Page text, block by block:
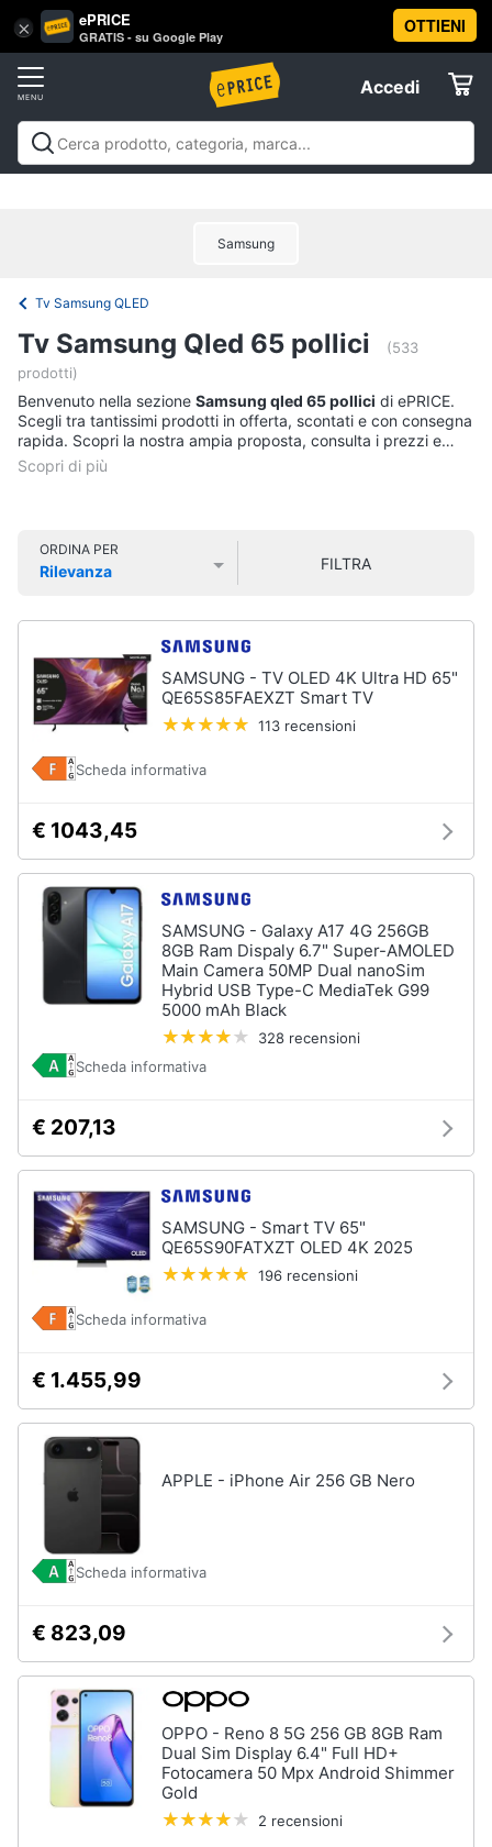
× ePRICE
GRATIS - su Google Play
OTTIENI
Accedi
Accedi
Registrati
Offerte
Tv
e
Home
Cinema
e
musica
Clima
Brico
e
Giardinaggio
Salute
e
Beauty
Giocattoli
Prima
infanzia
Fotografia
Abbigliamento
Sport
Motori
Libri,
cd
Festività
Vai
al
Tv
Home
TV
Smart
Tv
Samsung
Tv
55
pollici
Home
videoproiezione
Proiettori
Lettore
Soundbar
Samsung
Vedi
tutti
Accessori
Cinema
Telecomando
universale
Antenne
Parabole
box
Telecomando
Samsung
Vedi
tutti
Samsung
Tv Samsung QLED
Tv Samsung Qled 65 pollici
(533
prodotti)
Benvenuto nella sezione Samsung qled 65 pollici di ePRICE.
Scegli tra tantissimi prodotti in offerta, scontati e con consegna
rapida. Scopri la nostra ampia proposta, consulta i prezzi e
acquista comodamente online.
ORDINA PER
Rilevanza
FILTRA
SAMSUNG - TV OLED 4K Ultra HD 65"
QE65S85FAEXZT Smart TV
113 recensioni
Scheda informativa
€ 1043,45
SAMSUNG - Galaxy A17 4G 256GB
8GB Ram Dispaly 6.7" Super-AMOLED
Main Camera 50MP Dual nanoSim
Hybrid USB Type-C MediaTek G99
5000 mAh Black
328 recensioni
Scheda informativa
€ 207,13
SAMSUNG - Smart TV 65"
QE65S90FATXZT OLED 4K 2025
196 recensioni
Scheda informativa
€ 1.455,99
APPLE - iPhone Air 256 GB Nero
Scheda informativa
€ 823,09
OPPO - Reno 8 5G 256 GB 8GB Ram
Dual Sim Display 6.4" Full HD+
Fotocamera 50 Mpx Android Shimmer
Gold
2 recensioni